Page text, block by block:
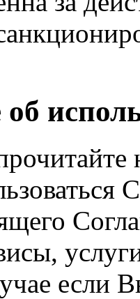
если